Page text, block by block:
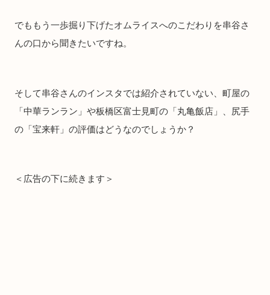
でももう一歩掘り下げたオムライスへのこだわりを串谷さ
んの口から聞きたいですね。
そして串谷さんのインスタでは紹介されていない、町屋の
「中華ランラン」や板橋区富士見町の「丸亀飯店」、尻手
の「宝来軒」の評価はどうなのでしょうか？
＜広告の下に続きます＞